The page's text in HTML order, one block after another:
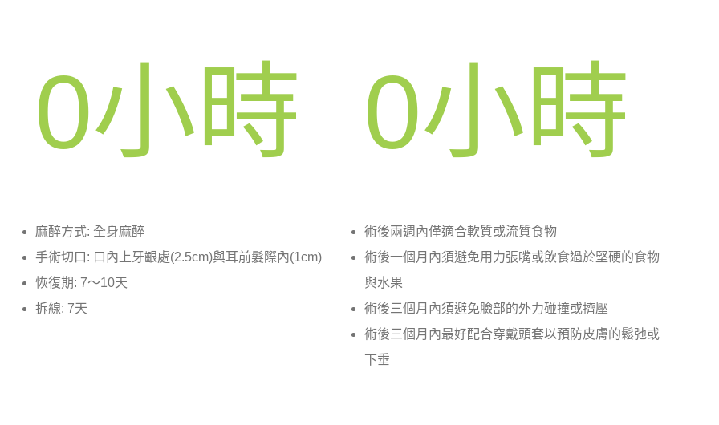
0小時
麻醉方式: 全身麻醉
手術切口: 口內上牙齦處(2.5cm)與耳前髮際內(1cm)
恢復期: 7～10天
拆線: 7天
0小時
術後兩週內僅適合軟質或流質食物
術後一個月內須避免用力張嘴或飲食過於堅硬的食物
與水果
術後三個月內須避免臉部的外力碰撞或擠壓
術後三個月內最好配合穿戴頭套以預防皮膚的鬆弛或
下垂